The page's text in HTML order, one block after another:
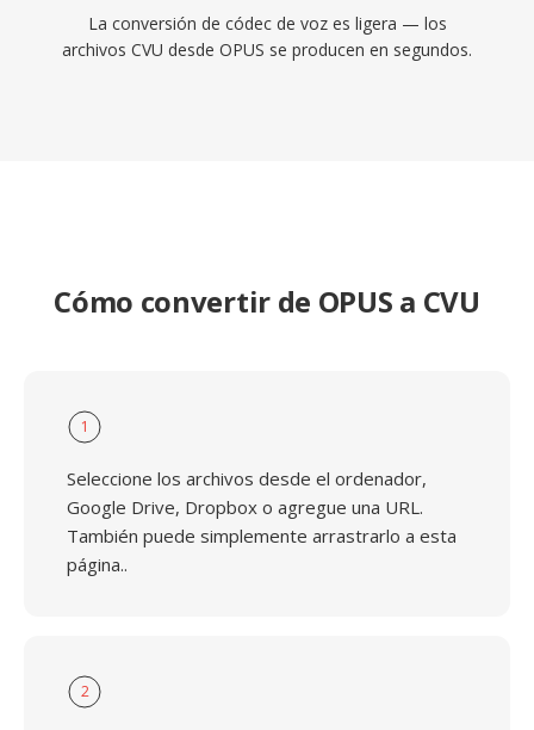
La conversión de códec de voz es ligera — los
archivos CVU desde OPUS se producen en segundos.
Cómo convertir de OPUS a CVU
1
Seleccione los archivos desde el ordenador,
Google Drive, Dropbox o agregue una URL.
También puede simplemente arrastrarlo a esta
página..
2